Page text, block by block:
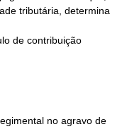
no agravo de